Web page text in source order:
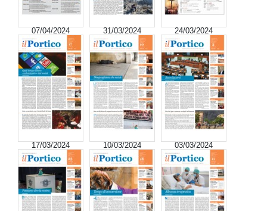
07/04/2024 31/03/2024 24/03/2024
17/03/2024 10/03/2024 03/03/2024